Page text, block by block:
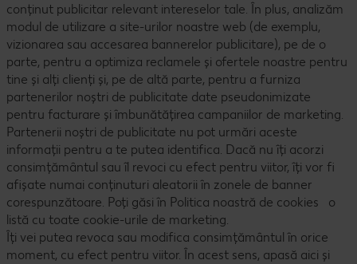
conținut publicitar relevant intereselor tale. În plus, analizăm
modul de utilizare a site-urilor noastre web (de exemplu,
vizionarea sau accesarea bannerelor publicitare), pe de o
parte, pentru a optimiza reclamele și ofertele noastre pentru
tine și alți clienți și, pe de altă parte, pentru a furniza
partenerilor noștri de publicitate date pseudonimizate
pentru facturare și îmbunătățirea campaniilor de marketing.
Partenerii noștri de publicitate nu pot urmări aceste
informații pentru a te putea identifica. Dacă nu îți acorzi
consimțământul sau îl revoci cu efect pentru viitor, îți vor fi
afișate numai conținuturi aleatorii în zonele de banner
corespunzătoare. Poți găsi în Politica noastră de cookies o
listă cu toate cookie-urile de marketing.
Îți vei putea revoca sau modifica consimțământul în orice
moment, cu efect pentru viitor. În acest sens, apasă aici și